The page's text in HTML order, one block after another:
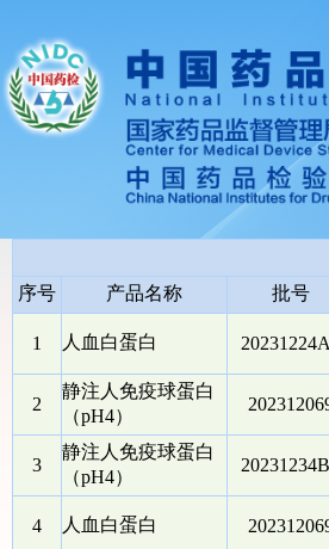
序号
产品名称 批号
1 人血白蛋白
2
静注人免疫球蛋白
（pH4）
3
静注人免疫球蛋白
（pH4）
4 人血白蛋白